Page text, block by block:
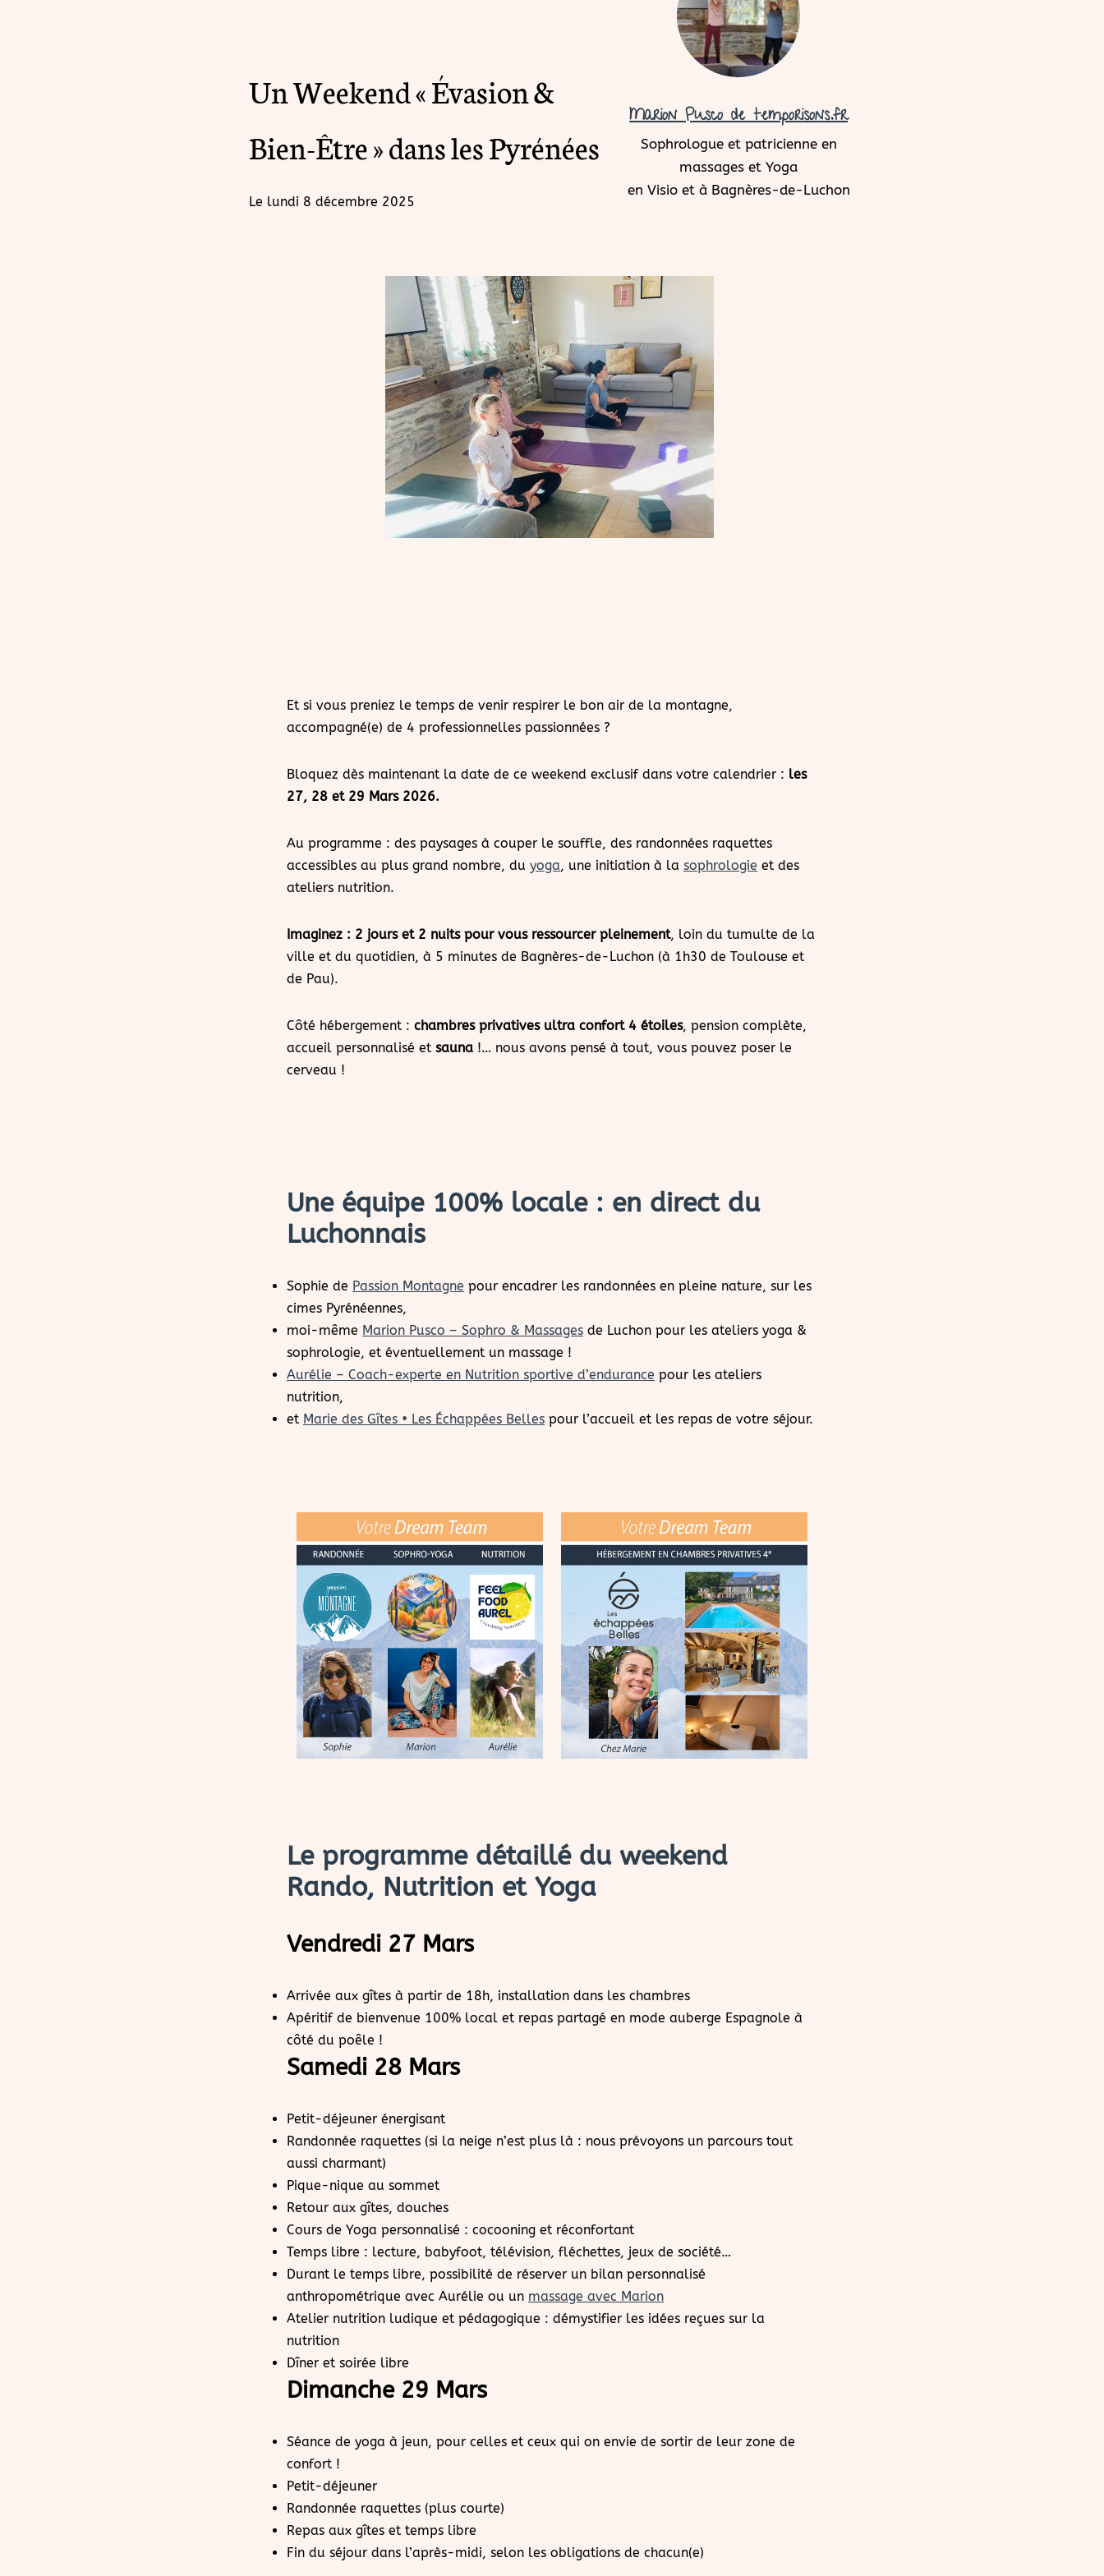
Un Weekend « Évasion &
Bien-Être » dans les Pyrénées
Le lundi 8 décembre 2025
Marion Pusco de temporisons.fr
Sophrologue et patricienne en
massages et Yoga
en Visio et à Bagnères-de-Luchon
Et si vous preniez le temps de venir respirer le bon air de la montagne,
accompagné(e) de 4 professionnelles passionnées ?
Bloquez dès maintenant la date de ce weekend exclusif dans votre calendrier : les
27, 28 et 29 Mars 2026.
Au programme : des paysages à couper le souffle, des randonnées raquettes
accessibles au plus grand nombre, duyoga, une initiation à lasophrologie et des
ateliers nutrition.
Imaginez : 2 jours et 2 nuits pour vous ressourcer pleinement, loin du tumulte de la
ville et du quotidien, à 5 minutes de Bagnères-de-Luchon (à 1h30 de Toulouse et
de Pau).
Côté hébergement :chambres privatives ultra confort 4 étoiles, pension complète,
accueil personnalisé etsauna !… nous avons pensé à tout, vous pouvez poser le
cerveau !
Une équipe 100% locale : en direct du
Luchonnais
Sophie de Passion Montagne pour encadrer les randonnées en pleine nature, sur les
cimes Pyrénéennes,
moi-même Marion Pusco – Sophro & Massages de Luchon pour les ateliers yoga &
sophrologie, et éventuellement un massage !
Aurélie – Coach-experte en Nutrition sportive d’endurance pour les ateliers
nutrition,
et Marie des Gîtes • Les Échappées Belles pour l’accueil et les repas de votre séjour.
Le programme détaillé du weekend
Rando, Nutrition et Yoga
Vendredi 27 Mars
Arrivée aux gîtes à partir de 18h, installation dans les chambres
Apéritif de bienvenue 100% local et repas partagé en mode auberge Espagnole à
côté du poêle !
Samedi 28 Mars
Petit-déjeuner énergisant
Randonnée raquettes (si la neige n’est plus là : nous prévoyons un parcours tout
aussi charmant)
Pique-nique au sommet
Retour aux gîtes, douches
Cours de Yoga personnalisé : cocooning et réconfortant
Temps libre : lecture, babyfoot, télévision, fléchettes, jeux de société…
Durant le temps libre, possibilité de réserver un bilan personnalisé
anthropométrique avec Aurélie ou un massage avec Marion
Atelier nutrition ludique et pédagogique : démystifier les idées reçues sur la
nutrition
Dîner et soirée libre
Dimanche 29 Mars
Séance de yoga à jeun, pour celles et ceux qui on envie de sortir de leur zone de
confort !
Petit-déjeuner
Randonnée raquettes (plus courte)
Repas aux gîtes et temps libre
Fin du séjour dans l’après-midi, selon les obligations de chacun(e)